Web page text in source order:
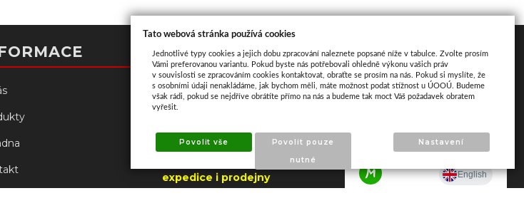
Kontakt
Palackého 195
766 61 Napajedla
(od 3.8.2026 do 7.8.2026
expedice i prodejny
Mapa
Tato webová stránka používá cookies
Jednotlivé typy cookies a jejich dobu zpracování naleznete popsané níže v tabulce. Zvolte prosím
Vámi preferovanou variantu. Pokud byste nás potřebovali ohledně výkonu vašich práv
v souvislosti se zpracováním cookies kontaktovat, obraťte se prosím na nás. Pokud si myslíte, že
s osobními údaji nenakládáme, jak bychom měli, máte možnost podat stížnost u ÚOOÚ. Budeme
však rádi, pokud se nejdříve obrátíte přímo na nás a budeme tak moct Váš požadavek obratem
vyřešit.
Povolit vše
Povolit pouze
nutné
Nastavení